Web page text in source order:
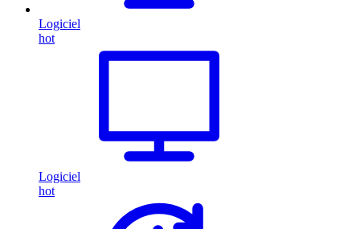
Logiciel
hot
Logiciel
hot